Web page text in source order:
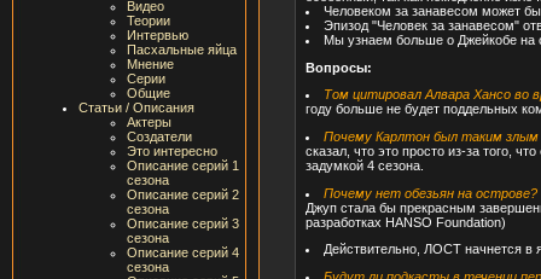
Видео
Теории
Интервью
Пасхальные яйца
Мнение
Серии
Общие
Статьи / Описания
Актеры
Создатели
Это интересно
Описание серий 1
сезона
Описание серий 2
сезона
Описание серий 3
сезона
Описание серий 4
сезона
Человеком за занавесом может
Эпизод "Человек за занавесом"
Мы узнаем больше о Джейкобе на
Вопросы:
Том цитировал Алвара Хансо во
году больше не будет поддельных
Почему Карлтон был таким злым
сказал, что это просто из-за того,
задумкой 4 сезона.
Почему нет обезьян на острове?
Джуп стала бы прекрасным
разработках HANSO Foundation)
Действительно, ЛОСТ начнется в